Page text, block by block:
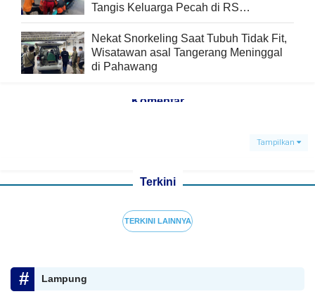
Tangis Keluarga Pecah di RS
Bhayangkara
Nekat Snorkeling Saat Tubuh Tidak Fit,
Wisatawan asal Tangerang Meninggal
di Pahawang
Komentar
Tampilkan
Terkini
TERKINI LAINNYA
Lampung